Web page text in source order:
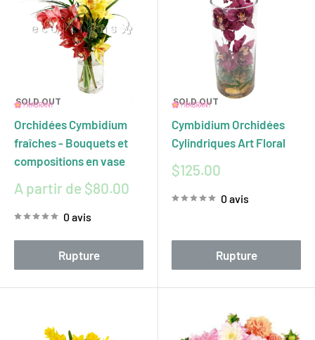
SOLD OUT
Orchidées Cymbidium
fraîches - Bouquets et
compositions en vase
Prix
réduit
A partir de $80.00
0 avis
Rupture
SOLD OUT
Cymbidium Orchidées
Cylindriques Art Floral
Prix
$125.00
0 avis
Rupture